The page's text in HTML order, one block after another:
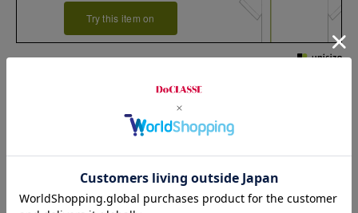
Try this item on
Sleeve length